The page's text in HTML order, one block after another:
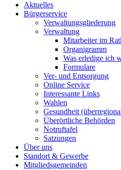
Aktuelles
Bürgerservice
Verwaltungsgliederung
Verwaltung
Mitarbeiter im
Organigramm
Was erledige ich
Formulare
Ver- und Entsorgung
Online Service
Interessante Links
Wahlen
Gesundheit
Überörtliche Behörden
Notruftafel
Satzungen
Über uns
Standort & Gewerbe
Mitgliedsgemeinden